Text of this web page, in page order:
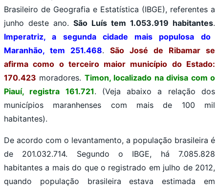
Brasileiro de Geografia e Estatística (IBGE), referentes a
junho deste ano. São Luís tem 1.053.919 habitantes.
Imperatriz, a segunda cidade mais populosa do
Maranhão, tem 251.468. São José de Ribamar se
afirma como o terceiro maior município do Estado:
170.423 moradores. Timon, localizado na divisa com o
Piauí, registra 161.721. (Veja abaixo a relação dos
municípios maranhenses com mais de 100 mil
habitantes).
De acordo com o levantamento, a população brasileira é
de 201.032.714. Segundo o IBGE, há 7.085.828
habitantes a mais do que o registrado em julho de 2012,
quando população brasileira estava estimada em